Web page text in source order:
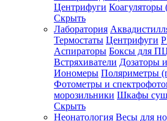
регистрироваться?
Все
покупки
одном
месте
Личный
менеджер
Отслеживание
статуса
Центрифуги Коагуляторы
Скрыть
Лаборатория
Термостаты Центрифуги
Аспираторы Боксы для
Встряхиватели Дозаторы
Иономеры Поляриметры
Фотометры и
морозильники Шкафы
Скрыть
Неонатология Весы для